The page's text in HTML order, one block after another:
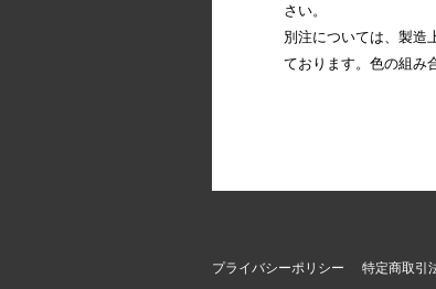
さい。
別注については、製造
ております。色の組み
プライバシーポリシー 特定商取引